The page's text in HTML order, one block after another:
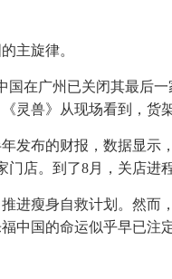
主旋律。
国在广州已关闭其最后
灵兽》从现场看到，货
发布的财报，数据显示
门店。到了8月，关店进
进瘦身自救计划。然而
中国的命运似乎早已注定